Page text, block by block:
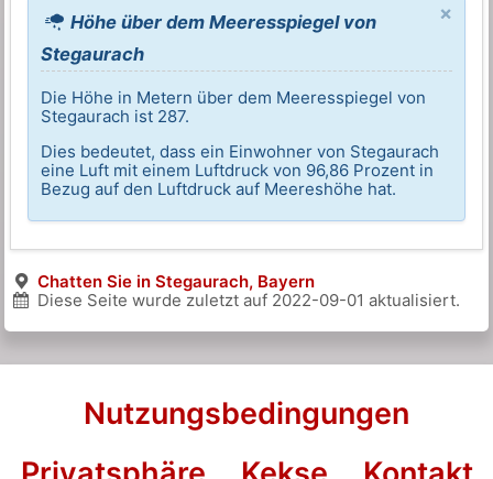
×
Höhe über dem Meeresspiegel von
Stegaurach
Die Höhe in Metern über dem Meeresspiegel von
Stegaurach ist 287.
Dies bedeutet, dass ein Einwohner von Stegaurach
eine Luft mit einem Luftdruck von 96,86 Prozent in
Bezug auf den Luftdruck auf Meereshöhe hat.
Chatten Sie in Stegaurach, Bayern
Diese Seite wurde zuletzt auf 2022-09-01 aktualisiert.
Nutzungsbedingungen